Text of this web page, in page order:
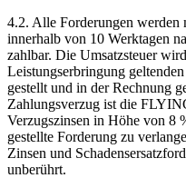
4.2. Alle Forderungen werden
innerhalb von 10 Werktagen
zahlbar. Die Umsatzsteuer
Leistungserbringung
gestellt und in der Rechnung
Zahlungsverzug ist die
Verzugszinsen in Höhe von 8
gestellte Forderung zu
Zinsen und
unberührt.